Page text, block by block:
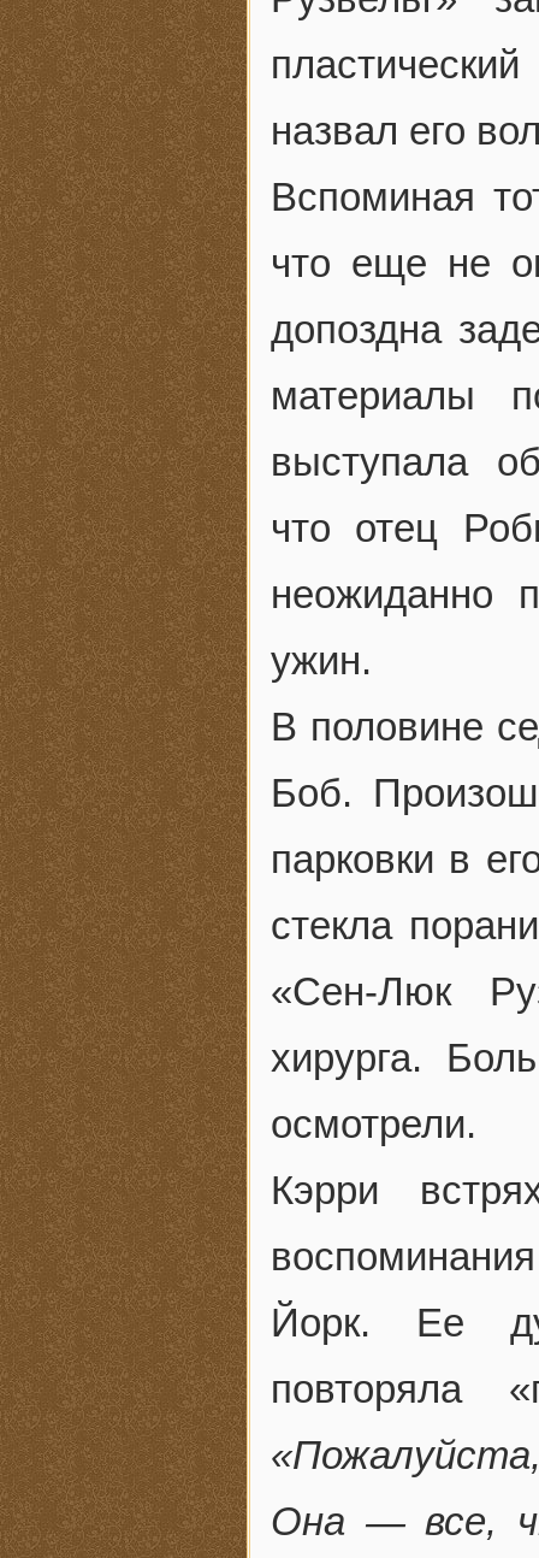
назвал его
Вспоминая
что еще не
допоздна
материалы
выступала
что отец
неожиданно
ужин.
В половине
Боб.
парковки в
стекла
«Сен-Люк
хирурга.
осмотрели.
Кэрри
Йорк. Ее
повторяла
Она — все,